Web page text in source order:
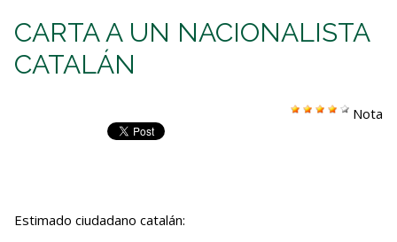
CARTA A UN NACIONALISTA
CATALÁN
Nota
Estimado ciudadano catalán: